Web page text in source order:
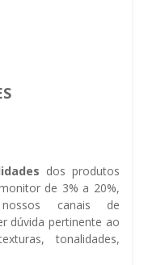
dos produtos
de 3% a 20%,
canais de
dúvida pertinente ao
tonalidades,